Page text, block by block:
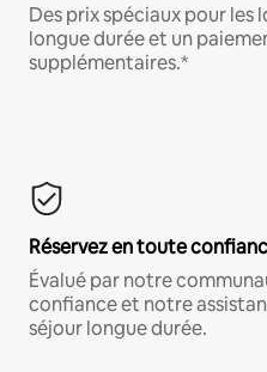
Des prix spéciaux pour les
longue durée et un
supplémentaires.*
Réservez en toute
Évalué par notre
confiance et notre
séjour longue durée.